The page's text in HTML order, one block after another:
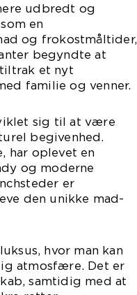
udbredt og
en
og frokostmåltider,
begyndte at
et nyt
familie og venner.
sig til at være
begivenhed.
har oplevet en
og moderne
er
den unikke mad-
hvor man kan
atmosfære. Det er
samtidig med at